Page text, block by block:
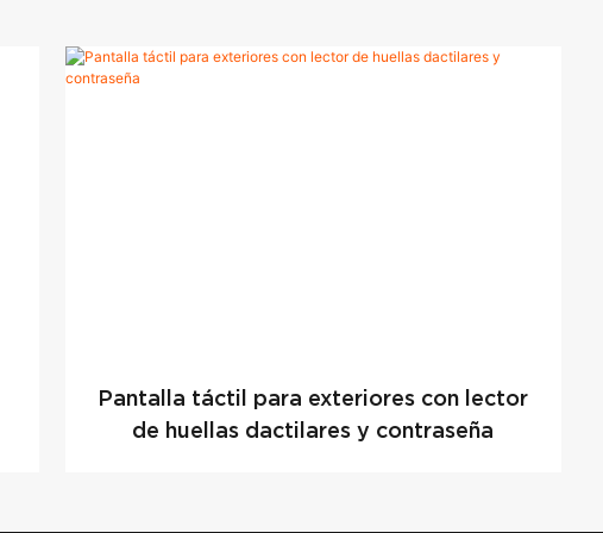
Pantalla táctil para exteriores con lector
de huellas dactilares y contraseña